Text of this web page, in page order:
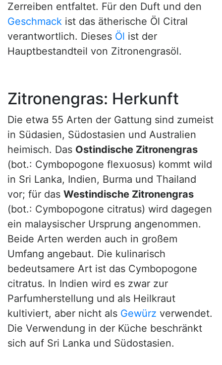
Zerreiben entfaltet. Für den Duft und den
Geschmack ist das ätherische Öl Citral
verantwortlich. Dieses Öl ist der
Hauptbestandteil von Zitronengrasöl.
Zitronengras: Herkunft
Die etwa 55 Arten der Gattung sind zumeist
in Südasien, Südostasien und Australien
heimisch. Das Ostindische Zitronengras
(bot.: Cymbopogone flexuosus) kommt wild
in Sri Lanka, Indien, Burma und Thailand
vor; für das Westindische Zitronengras
(bot.: Cymbopogone citratus) wird dagegen
ein malaysischer Ursprung angenommen.
Beide Arten werden auch in großem
Umfang angebaut. Die kulinarisch
bedeutsamere Art ist das Cymbopogone
citratus. In Indien wird es zwar zur
Parfumherstellung und als Heilkraut
kultiviert, aber nicht als Gewürz verwendet.
Die Verwendung in der Küche beschränkt
sich auf Sri Lanka und Südostasien.